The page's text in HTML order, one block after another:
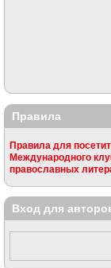
Правила
Правила для
Международного
православных
Вход для